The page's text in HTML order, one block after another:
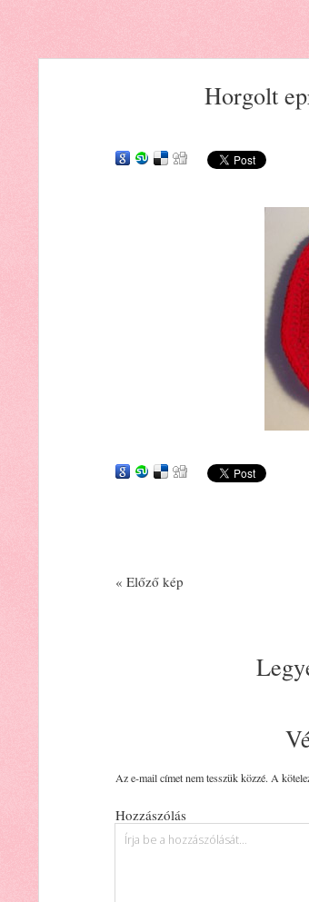
Horgolt
« Előző kép
Az e-mail címet nem tesszük közzé. A
Hozzászólás